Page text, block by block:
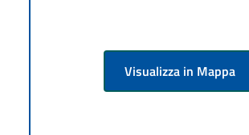
Visualizza in Mappa